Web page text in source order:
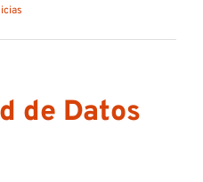
de Datos